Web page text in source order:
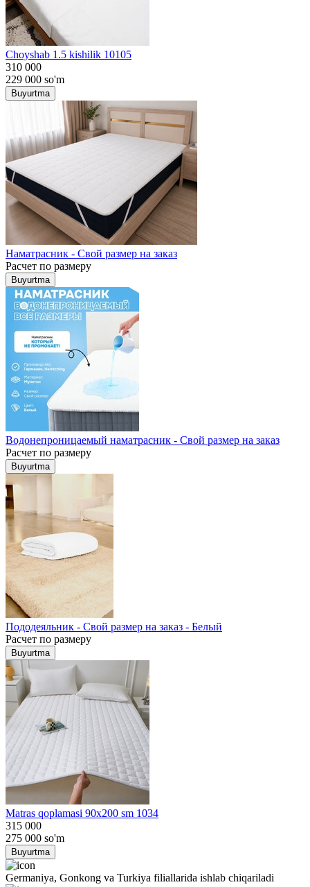
Choyshab 1.5 kishilik 10105
310 000
229 000 so'm
Buyurtma
Наматрасник - Свой размер на заказ
Расчет по размеру
Buyurtma
Водонепроницаемый наматрасник - Свой размер на заказ
Расчет по размеру
Buyurtma
Пододеяльник - Свой размер на заказ - Белый
Расчет по размеру
Buyurtma
Matras qoplamasi 90x200 sm 1034
315 000
275 000 so'm
Buyurtma
Germaniya, Gonkong va Turkiya filiallarida ishlab chiqariladi